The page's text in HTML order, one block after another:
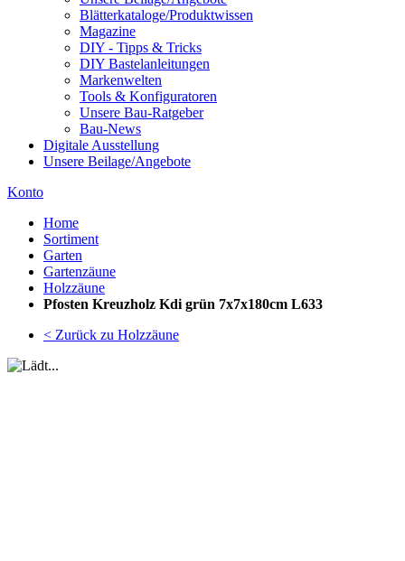
Blätterkataloge/Produktwissen
Magazine
DIY - Tipps & Tricks
DIY Bastelanleitungen
Markenwelten
Tools & Konfiguratoren
Unsere Bau-Ratgeber
Bau-News
Digitale Ausstellung
Unsere Beilage/Angebote
Konto
Home
Sortiment
Garten
Gartenzäune
Holzzäune
Pfosten Kreuzholz Kdi grün 7x7x180cm L633
< Zurück zu Holzzäune